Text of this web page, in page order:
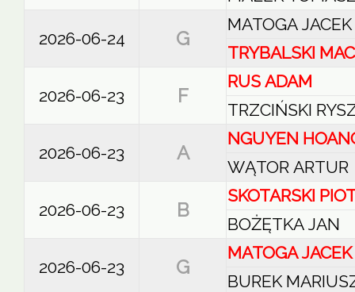
2026-06-24 G
MATOGA JACEK
TRYBALSKI
2026-06-23 F
RUS ADAM
TRZCIŃSKI
2026-06-23 A
NGUYEN
WĄTOR ARTUR
2026-06-23 B
SKOTARSKI
BOŻĘTKA JAN
2026-06-23 G
MATOGA JACEK
BUREK